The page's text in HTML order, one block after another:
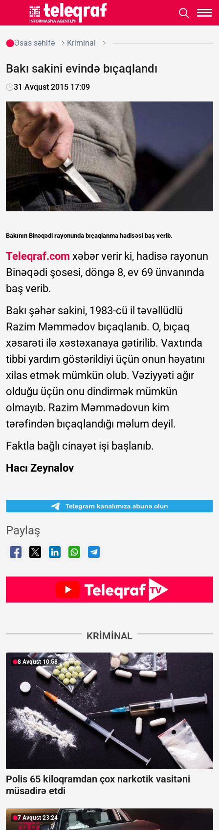
Əsas səhifə Kriminal
Bakı sakini evində bıçaqlandı
31 Avqust 2015 17:09
Bakının Binəqədi rayonunda bıçaqlanma hadisəsi baş verib.
Teleqraf.com xəbər verir ki, hadisə rayonun
Binəqədi şosesi, döngə 8, ev 69 ünvanında
baş verib.
Bakı şəhər sakini, 1983-cü il təvəllüdlü
Razim Məmmədov bıçaqlanıb. O, bıçaq
xəsarəti ilə xəstəxanaya gətirilib. Vaxtında
tibbi yardım göstərildiyi üçün onun həyatını
xilas etmək mümkün olub. Vəziyyəti ağır
olduğu üçün onu dindirmək mümkün
olmayıb. Razim Məmmədovun kim
tərəfindən bıçaqlandığı məlum deyil.
Faktla bağlı cinayət işi başlanıb.
Hacı Zeynalov
Paylaş
KRIMINAL
8 Avqust 10:58
Polis 65 kiloqramdan çox narkotik vasitəni
müsadirə etdi
7 Avqust 23:24